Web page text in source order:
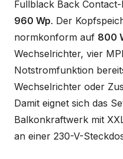
Fullblack Back
960 Wp. Der
normkonform auf 800
Wechselrichter, vier
Notstromfunktion
Wechselrichter oder
Damit eignet sich das
Balkonkraftwerk mit
an einer 230-V-